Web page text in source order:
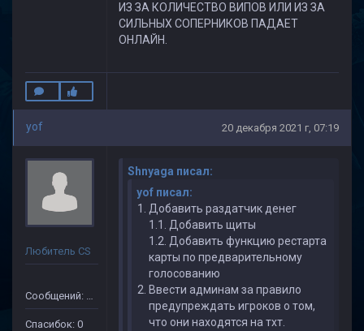
ИЗ ЗА КОЛИЧЕСТВО ВИПОВ ИЛИ ИЗ ЗА
СИЛЬНЫХ СОПЕРНИКОВ ПАДАЕТ
ОНЛАЙН.
yof 20 декабря 2021 г, 07:19
Любитель CS
Сообщений: 15
Спасибок: 0
Shnyaga писал:
yof писал:
Добавить раздатчик денег
1.1. Добавить щиты
1.2. Добавить функцию рестарта
карты по предварительному
голосованию
Ввести админам за правило
предупреждать игроков о том,
что они находятся на тхт.